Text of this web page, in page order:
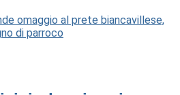
omaggio al prete biancavillese,
di parroco